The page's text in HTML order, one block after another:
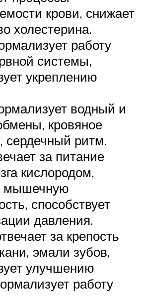
крови, снижает
холестерина.
работу
системы,
укреплению
водный и
кровяное
сердечный ритм.
за питание
кислородом,
мышечную
способствует
давления.
за крепость
эмали зубов,
улучшению
работу